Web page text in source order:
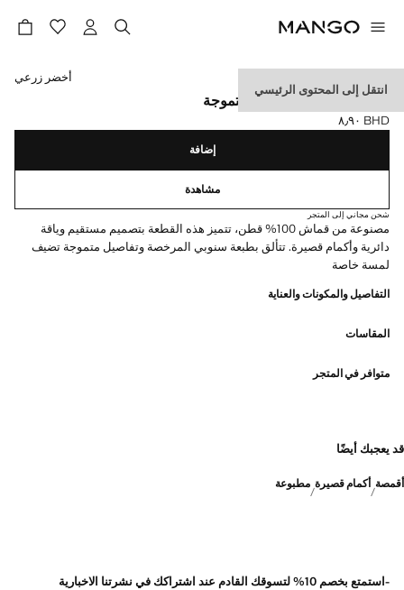
انتقل إلى المحتوى الرئيسي
تيشيرت سنوبي بتفاصيل متموجة
السعر الحالي [BHD ٨٫٩٠ ]
BHD ٨٫٩٠
حدد اللون
أخضر زرعي
إضافة
مشاهدة
شحن مجاني إلى المتجر
مصنوعة من قماش 100% قطن، تتميز هذه القطعة بتصميم مستقيم وياقة
دائرية وأكمام قصيرة. تتألق بطبعة سنوبي المرخصة وتفاصيل متموجة تضيف
لمسة خاصة
التفاصيل والمكونات والعناية
المقاسات
متوافر في المتجر
قد يعجبك أيضًا
أقمصة أكمام قصيرة مطبوعة
-استمتع بخصم 10% لتسوقك القادم عند اشتراكك في نشرتنا الاخبارية